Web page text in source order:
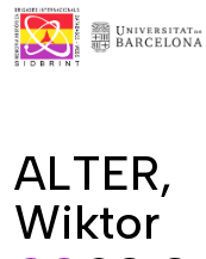
ALTER,
Wiktor